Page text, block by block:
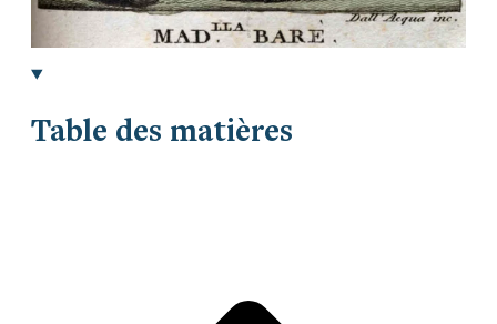
Table des matières